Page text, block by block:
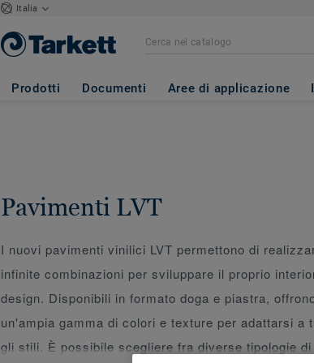
Italia
Prodotti Documenti Aree di applicazione
Pavimenti LVT
I nuovi pavimenti vinilici LVT permettono di
infinite combinazioni per sviluppare il proprio
design. Disponibili in formato doga e piastra,
un'ampia gamma di colori e texture per adattarsi a
gli stili. È possibile scegliere fra diverse tipologie di